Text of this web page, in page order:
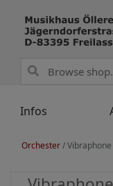
Infos
Orchester/Vibraphone